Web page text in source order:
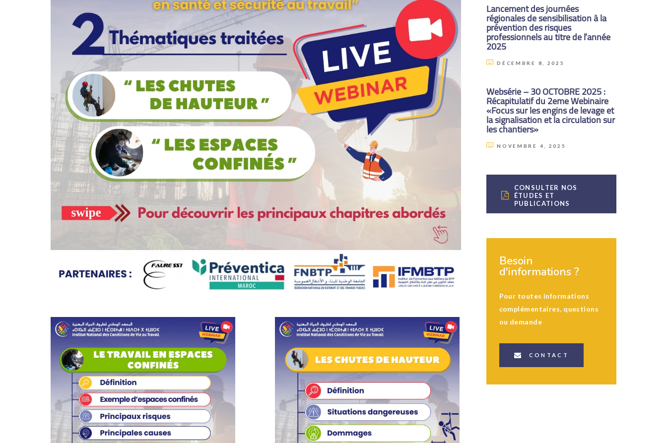
Lancement des journées
régionales de sensibilisation à la
prévention des risques
professionnels au titre de l’année
2025
DÉCEMBRE 8, 2025
Websérie – 30 OCTOBRE 2025 :
Récapitulatif du 2eme Webinaire
«Focus sur les engins de levage et
la signalisation et la circulation sur
les chantiers»
NOVEMBRE 4, 2025
CONSULTER NOS
ÉTUDES ET
PUBLICATIONS
Besoin
d'informations ?
Pour toutes informations
complémentaires, questions
ou demande
CONTACT